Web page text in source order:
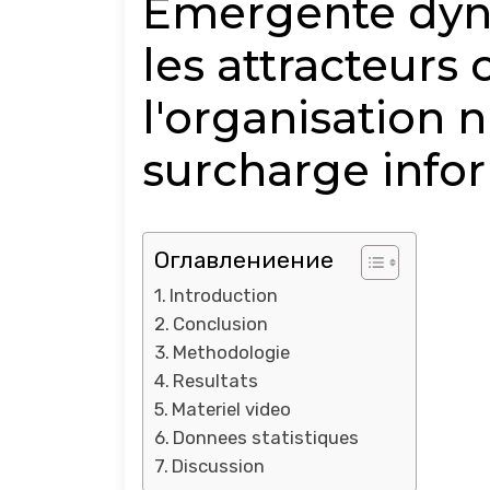
Emergente
les attracteurs
l'organisation
surcharge
Оглавлениение
Introduction
Conclusion
Methodologie
Resultats
Materiel video
Donnees statistiques
Discussion